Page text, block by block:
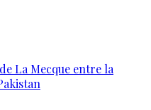
La Mecque entre la